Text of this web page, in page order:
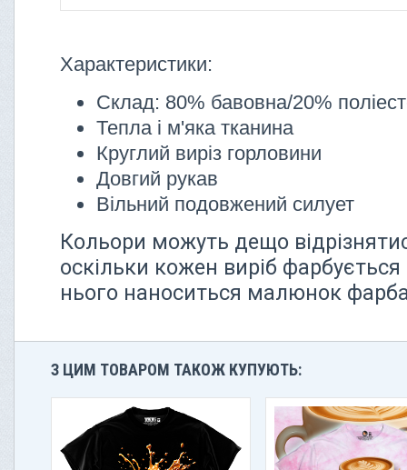
Характеристики:
Склад: 80% бавовна/20%
Тепла і м'яка тканина
Круглий виріз горловини
Довгий рукав
Вільний подовжений силует
Кольори можуть дещо
оскільки кожен виріб фарбується
нього наноситься малюнок
З ЦИМ ТОВАРОМ ТАКОЖ КУПУЮТЬ: